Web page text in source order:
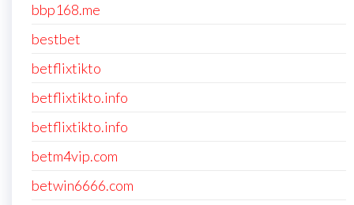
bbp168.me
bestbet
betflixtikto
betflixtikto.info
betflixtikto.info
betm4vip.com
betwin6666.com